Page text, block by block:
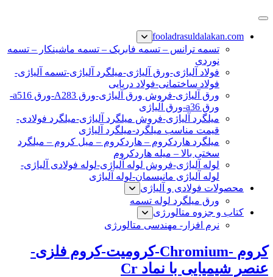
پرش
محتوا
نبشی فولادی-ناودانی فولادی-قیمت ورق-قیمت فولاد
fooladrasuldalakan.com
تسمه ترانس – تسمه فابریک – تسمه ماشینکار – تسمه
نوردی
فولاد آلیاژی-ورق آلیاژی-میلگرد آلیاژی-تسمه آلیاژی-
فولاد ساختمانی-فولاد دریایی
ورق آلیاژی-فروش ورق آلیاژی-ورق A283-ورق a516-
ورق a36-ورق آلیاژی
میلگرد آلیاژی-فروش میلگرد آلیاژی-میلگرد فولادی-
قیمت مناسب میلگرد-میلگرد آلیاژی
میلگرد هاردکروم – هاردکروم – میل کروم – میلگرد
سختی بالا – میله هاردکروم
لوله آلیاژی-فروش لوله آلیاژی-لوله فولادی آلیاژی-
لوله آلیاژی مانیسمان-لوله آلیاژی
محصولات فولادی و آلیاژی
ورق میلگرد لوله تسمه
کتاب و جزوه متالورژی
نرم افزار- مهندسی متالورژی
کروم -Chromium-کرومیت-کروم فلزی-
عنصر شیمیایی با نماد Cr